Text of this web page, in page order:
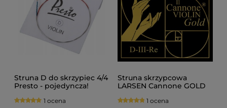
Struna D do skrzypiec 4/4
Presto - pojedyncza!
1 ocena
Struna skrzypcowa
LARSEN Cannone GOLD
1 ocena